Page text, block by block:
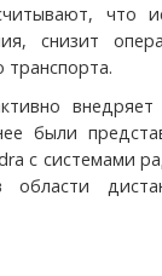
что
снизит
транспорта.
внедряет
были
с системами